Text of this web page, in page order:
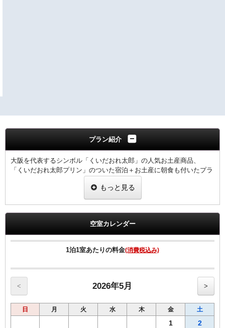
プラン紹介
大阪を代表するシンボル「くいだおれ太郎」の人気お土産商品、
「くいだおれ太郎プリン」のついた宿泊＋お土産に朝食も付いたプラ
プリンが入っている三角帽子は、ペットやぬいぐるみの頭にかぶせて
記念撮影をしたり、キーホルダー等へ加工したりしてもカワイイ！イ
レトロな太郎さんが描かれた専用紙袋に入れて、チェックイン時にお
渡しします♪
ご家族やご友人へのお土産に、またご自分へのお土産にも多すぎない
３つ入り！
もっと見る
空室カレンダー
1泊1室あたりの料金(消費税込み)
< 2026年5月 >
日 月 火 水 木 金 土
1 2